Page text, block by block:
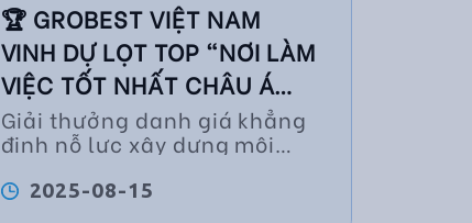
🏆 GROBEST VIỆT NAM
VINH DỰ LỌT TOP “NƠI LÀM
VIỆC TỐT NHẤT CHÂU Á
2025” DO HR ASIA BÌNH
CHỌN!
Giải thưởng danh giá khẳng
định nỗ lực xây dựng môi
nghiệp, truyền cảm hứng và
2025-08-15